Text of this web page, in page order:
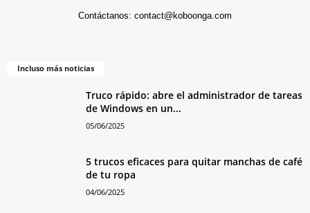
Contáctanos: contact@koboonga.com
Incluso más noticias
Truco rápido: abre el administrador de tareas
de Windows en un...
05/06/2025
5 trucos eficaces para quitar manchas de café
de tu ropa
04/06/2025